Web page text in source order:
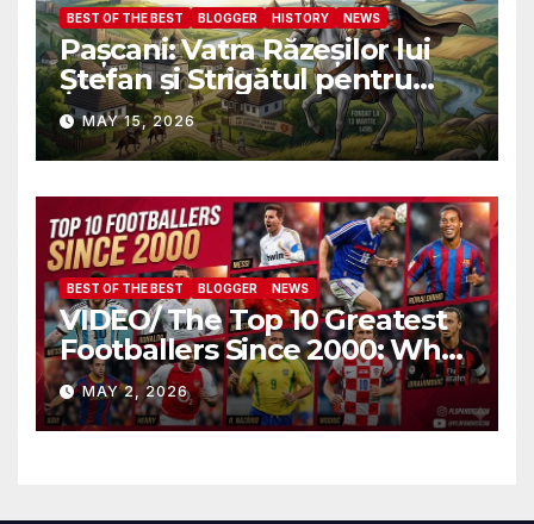
BEST OF THE BEST BLOGGER HISTORY NEWS
Pașcani: Vatra Răzeșilor lui
Ștefan și Strigătul pentru
Demnitate în Fața
Amalgamării
MAY 15, 2026
BEST OF THE BEST BLOGGER NEWS
VIDEO/ The Top 10 Greatest
Footballers Since 2000: Who
Is Number One
MAY 2, 2026